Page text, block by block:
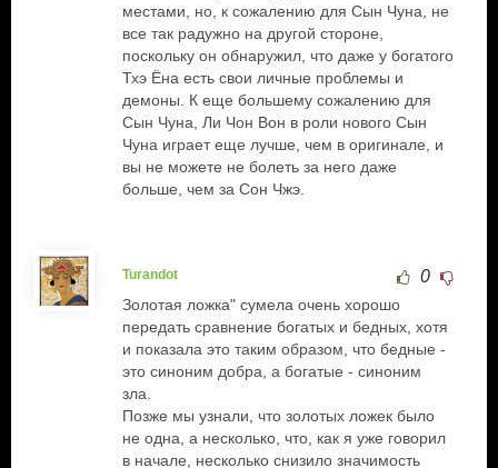
местами, но, к сожалению для Сын Чуна, не
все так радужно на другой стороне,
поскольку он обнаружил, что даже у богатого
Тхэ Ёна есть свои личные проблемы и
демоны. К еще большему сожалению для
Сын Чуна, Ли Чон Вон в роли нового Сын
Чуна играет еще лучше, чем в оригинале, и
вы не можете не болеть за него даже
больше, чем за Сон Чжэ.
Turandot 0
Золотая ложка" сумела очень хорошо
передать сравнение богатых и бедных, хотя
и показала это таким образом, что бедные -
это синоним добра, а богатые - синоним
зла.
Позже мы узнали, что золотых ложек было
не одна, а несколько, что, как я уже говорил
в начале, несколько снизило значимость